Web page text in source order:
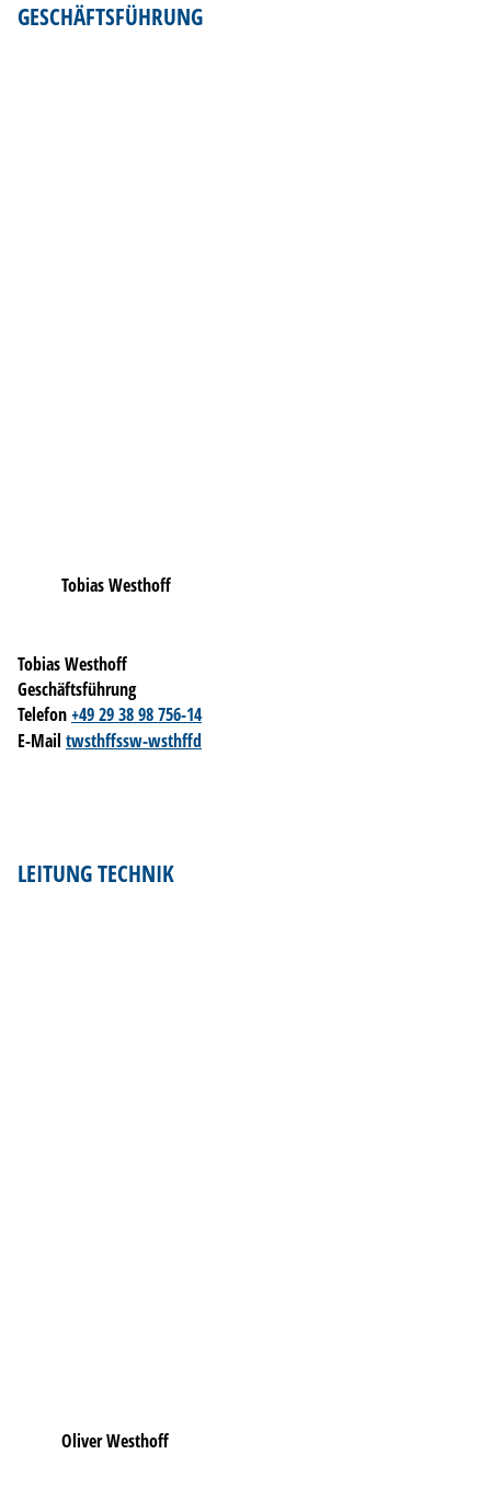
GESCHÄFTSFÜHRUNG
Tobias Westhoff
Tobias Westhoff
Geschäftsführung
Telefon+49 29 38 98 756-14
E-Mail twsthffssw-wsthffd
LEITUNG TECHNIK
Oliver Westhoff